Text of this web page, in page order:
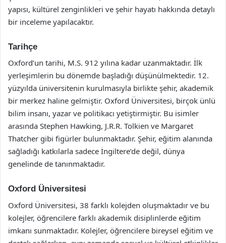
yapısı, kültürel zenginlikleri ve şehir hayatı hakkında detaylı
bir inceleme yapılacaktır.
Tarihçe
Oxford’un tarihi, M.S. 912 yılına kadar uzanmaktadır. İlk
yerleşimlerin bu dönemde başladığı düşünülmektedir. 12.
yüzyılda üniversitenin kurulmasıyla birlikte şehir, akademik
bir merkez haline gelmiştir. Oxford Üniversitesi, birçok ünlü
bilim insanı, yazar ve politikacı yetiştirmiştir. Bu isimler
arasında Stephen Hawking, J.R.R. Tolkien ve Margaret
Thatcher gibi figürler bulunmaktadır. Şehir, eğitim alanında
sağladığı katkılarla sadece İngiltere’de değil, dünya
genelinde de tanınmaktadır.
Oxford Üniversitesi
Oxford Üniversitesi, 38 farklı kolejden oluşmaktadır ve bu
kolejler, öğrencilere farklı akademik disiplinlerde eğitim
imkanı sunmaktadır. Kolejler, öğrencilere bireysel eğitim ve